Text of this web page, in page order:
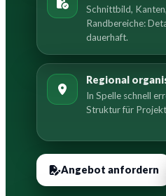
Schnittbild,
Randbereiche:
dauerhaft.
Regional
In Spelle schnell
Struktur für
Angebot anfordern